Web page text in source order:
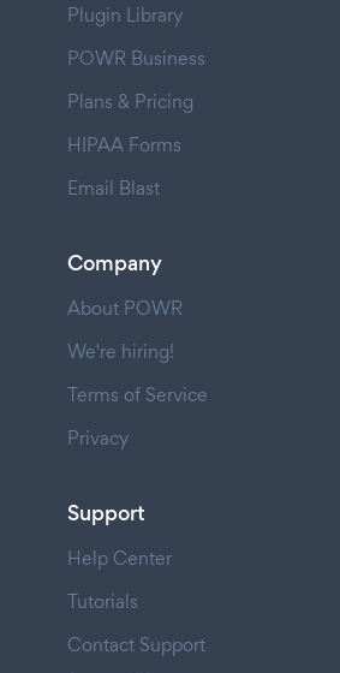
Plugin Library
POWR Business
Plans & Pricing
HIPAA Forms
Email Blast
Company
About POWR
We're hiring!
Terms of Service
Privacy
Support
Help Center
Tutorials
Contact Support